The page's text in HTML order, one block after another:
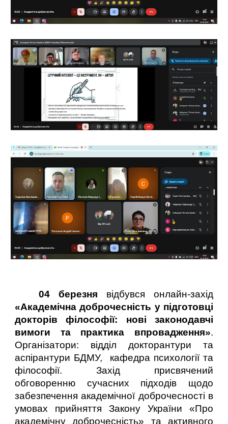
04 березня відбувся онлайн-захід
«Академічна доброчесність у підготовці
докторів філософії: нові законодавчі
вимоги та практика впровадження».
Організатори: відділ докторантури та
аспірантури БДМУ, кафедра психології та
філософії. Захід присвячений
обговоренню сучасних підходів щодо
забезпечення академічної доброчесності в
умовах прийняття Закону України «Про
академічну доброчесність» та активного